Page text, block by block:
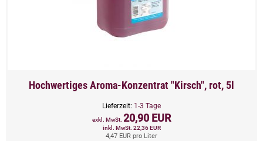
Hochwertiges Aroma-Konzentrat "Kirsch", rot, 5l
Lieferzeit: 1-3 Tage
exkl. MwSt. 20,90 EUR
inkl. MwSt. 22,36 EUR
4,47 EUR pro Liter